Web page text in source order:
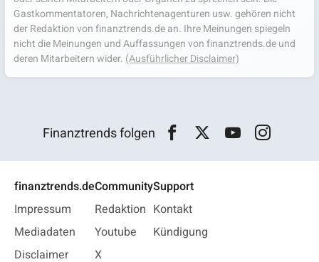
Gastkommentatoren, Nachrichtenagenturen usw. gehören nicht
der Redaktion von finanztrends.de an. Ihre Meinungen spiegeln
nicht die Meinungen und Auffassungen von finanztrends.de und
deren Mitarbeitern wider. (Ausführlicher Disclaimer)
Finanztrends folgen
finanztrends.de
Impressum
Mediadaten
Disclaimer
Community
Redaktion
Youtube
X
Support
Kontakt
Kündigung